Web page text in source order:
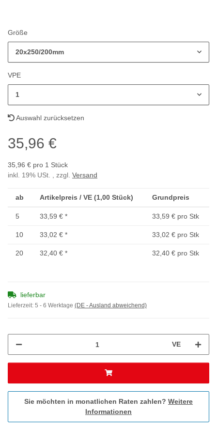
Größe
20x250/200mm
VPE
1
Auswahl zurücksetzen
35,96 €
35,96 € pro 1 Stück
inkl. 19% USt. , zzgl. Versand
ab Artikelpreis / VE (1,00 Stück) Grundpreis
5 33,59 € * 33,59 € pro Stk
10 33,02 € * 33,02 € pro Stk
20 32,40 € * 32,40 € pro Stk
lieferbar
Lieferzeit: 5 - 6 Werktage (DE - Ausland abweichend)
VE
Sie möchten in monatlichen Raten zahlen? Weitere
Informationen